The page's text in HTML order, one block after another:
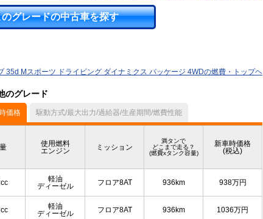
のグレードの中古車を探す
35d Mスポーツ ドライビング ダイナミクス パッケージ 4WDの燃費・トップヘ
のグレード
価格 駆動方式/最大出力/過給器/生産期間/燃費性能
使用燃料
エンジン
ミッション
満タンで
どこまで走る？
(燃費xタンク容量)
新車時価格
(税込)
軽油
ディーゼル
フロア8AT 936km 938万円
軽油
ディーゼル
フロア8AT 936km 1036万円